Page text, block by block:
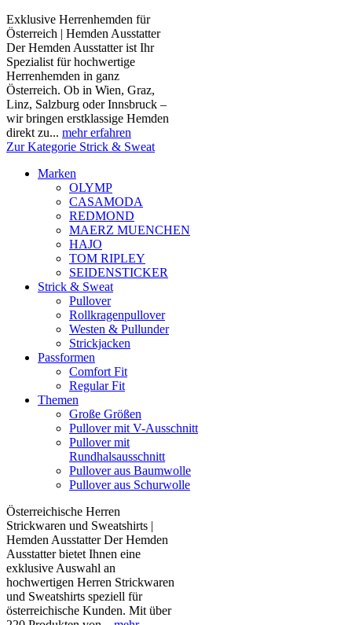
Exklusive Herrenhemden für
Österreich | Hemden Ausstatter
Der Hemden Ausstatter ist Ihr
Spezialist für hochwertige
Herrenhemden in ganz
Österreich. Ob in Wien, Graz,
Linz, Salzburg oder Innsbruck –
wir bringen erstklassige Hemden
direkt zu... mehr erfahren
Zur Kategorie Strick & Sweat
Marken
OLYMP
CASAMODA
REDMOND
MAERZ MUENCHEN
HAJO
TOM RIPLEY
SEIDENSTICKER
Strick & Sweat
Pullover
Rollkragenpullover
Westen & Pullunder
Strickjacken
Passformen
Comfort Fit
Regular Fit
Themen
Große Größen
Pullover mit V-Ausschnitt
Pullover mit
Rundhalsausschnitt
Pullover aus Baumwolle
Pullover aus Schurwolle
Österreichische Herren
Strickwaren und Sweatshirts |
Hemden Ausstatter Der Hemden
Ausstatter bietet Ihnen eine
exklusive Auswahl an
hochwertigen Herren Strickwaren
und Sweatshirts speziell für
österreichische Kunden. Mit über